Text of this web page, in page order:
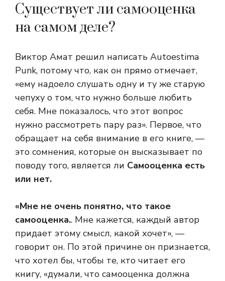
Существует ли самооценка
на самом деле?
Виктор Амат решил написать Autoestima
Punk, потому что, как он прямо отмечает,
«ему надоело слушать одну и ту же старую
чепуху о том, что нужно больше любить
себя. Мне показалось, что этот вопрос
нужно рассмотреть пару раз». Первое, что
обращает на себя внимание в его книге, —
это сомнения, которые он высказывает по
поводу того, является ли Самооценка есть
или нет.
«Мне не очень понятно, что такое
самооценка.. Мне кажется, каждый автор
придает этому смысл, какой хочет», —
говорит он. По этой причине он признается,
что хотел бы, чтобы те, кто читает его
книгу, «думали, что самооценка должна